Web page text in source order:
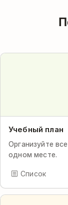
Учебный план
Организуйте
одном месте.
Список